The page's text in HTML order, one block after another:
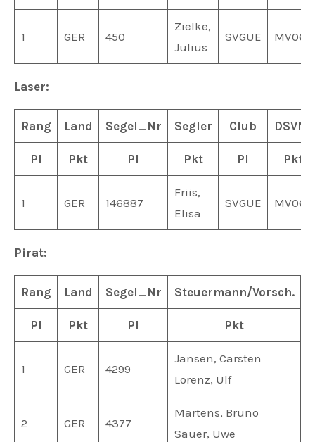
1 GER 450
Zielke,
Julius
SVGUE MV061
Laser:
Rang Land Segel_Nr Segler Club DSVNr
Pl Pkt Pl Pkt Pl Pkt
1 GER 146887
Friis,
Elisa
SVGUE MV061
Pirat:
Rang Land Segel_Nr Steuermann/Vorsch.
Pl Pkt Pl Pkt
1 GER 4299
Jansen, Carsten
Lorenz, Ulf
2 GER 4377
Martens, Bruno
Sauer, Uwe